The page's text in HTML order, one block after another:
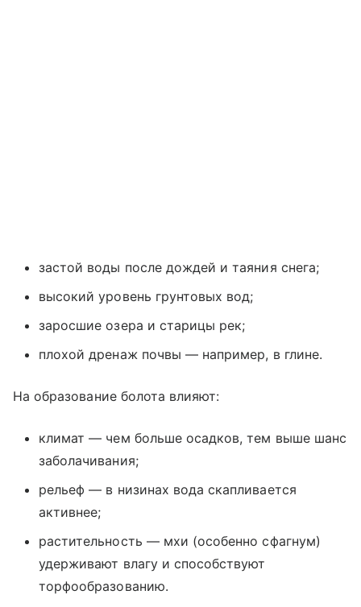
застой воды после дождей и таяния снега;
высокий уровень грунтовых вод;
заросшие озера и старицы рек;
плохой дренаж почвы — например, в глине.
На образование болота влияют:
климат — чем больше осадков, тем выше шанс
заболачивания;
рельеф — в низинах вода скапливается
активнее;
растительность — мхи (особенно сфагнум)
удерживают влагу и способствуют
торфообразованию.